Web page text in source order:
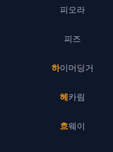
피오라
피즈
하이머딩거
헤카림
흐웨이